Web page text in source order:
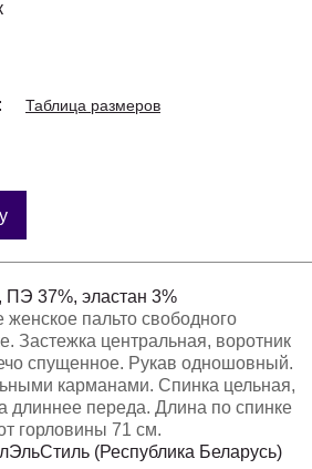
Таблица размеров
ПЭ 37%, эластан 3%
женское пальто свободного
Застежка центральная, воротник
спущенное. Рукав одношовный.
карманами. Спинка цельная,
длиннее переда. Длина по спинке
горловины 71 см.
(Республика Беларусь)